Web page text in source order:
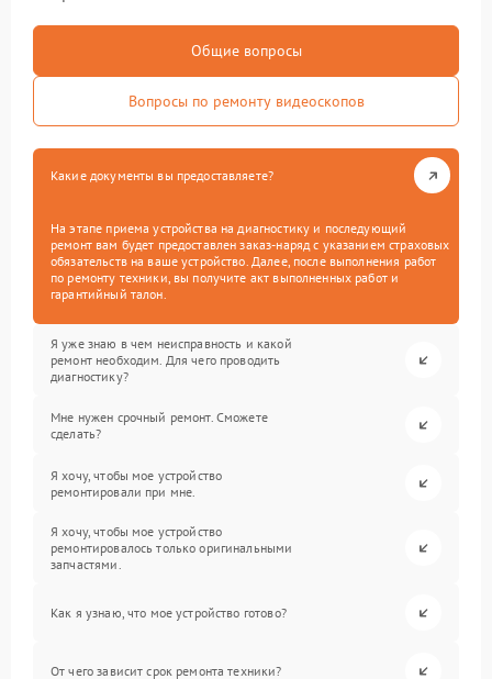
Общие вопросы
Вопросы по ремонту видеоскопов
Какие документы вы предоставляете?
На этапе приема устройства на диагностику и последующий
ремонт вам будет предоставлен заказ-наряд с указанием страховых
обязательств на ваше устройство. Далее, после выполнения работ
по ремонту техники, вы получите акт выполненных работ и
гарантийный талон.
Я уже знаю в чем неисправность и какой
ремонт необходим. Для чего проводить
диагностику?
Мне нужен срочный ремонт. Сможете
сделать?
Я хочу, чтобы мое устройство
ремонтировали при мне.
Я хочу, чтобы мое устройство
ремонтировалось только оригинальными
запчастями.
Как я узнаю, что мое устройство готово?
От чего зависит срок ремонта техники?